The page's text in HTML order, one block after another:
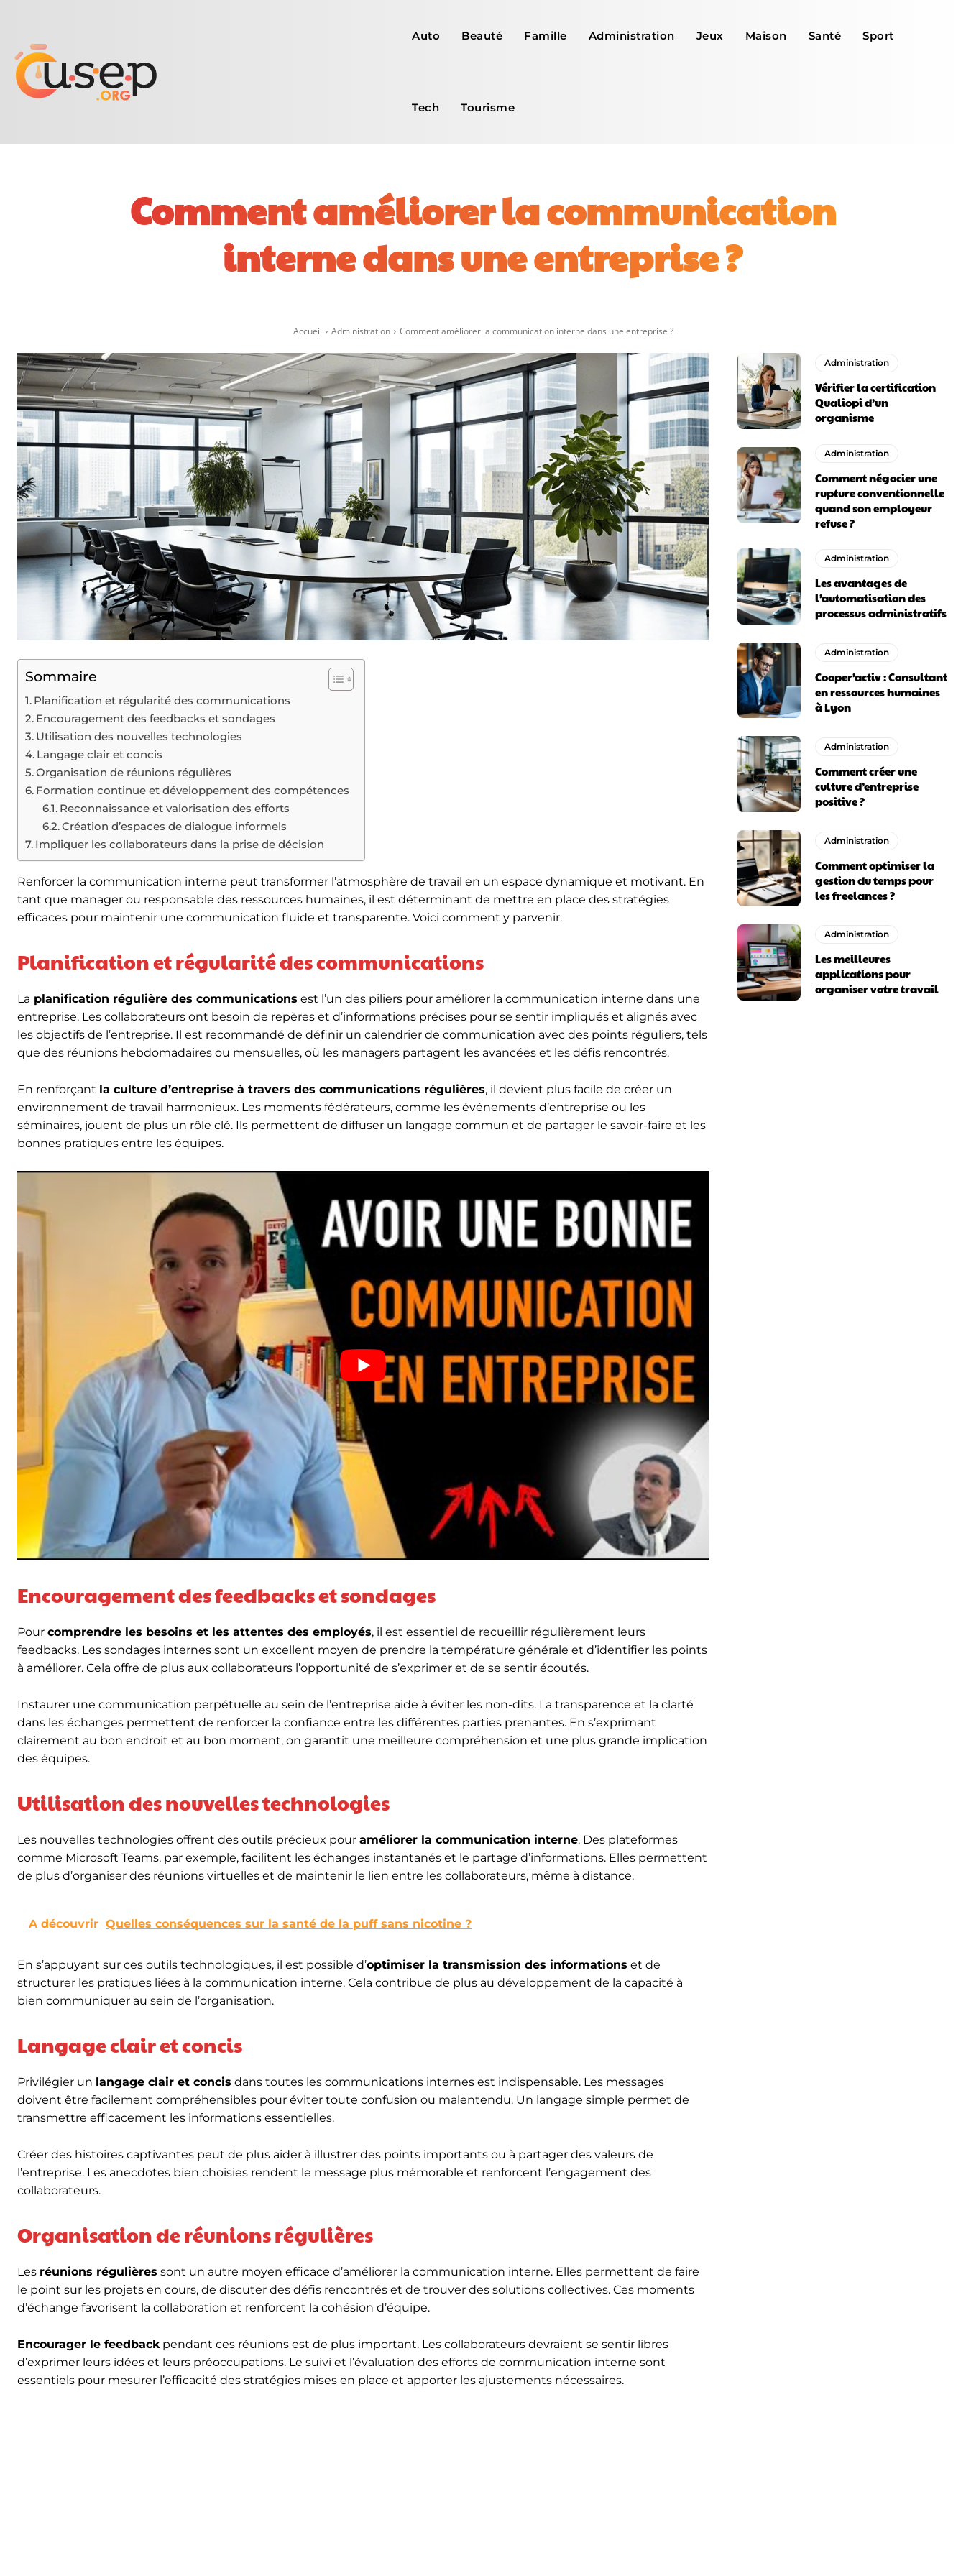
Auto Beauté Famille Administration Jeux Maison Santé Sport
Tech Tourisme
Comment améliorer la communication
interne dans une entreprise ?
Accueil Administration Comment améliorer la communication interne dans une entreprise ?
Sommaire
Planification et régularité des communications
Encouragement des feedbacks et sondages
Utilisation des nouvelles technologies
Langage clair et concis
Organisation de réunions régulières
Formation continue et développement des compétences
Reconnaissance et valorisation des efforts
Création d’espaces de dialogue informels
Impliquer les collaborateurs dans la prise de décision
Renforcer la communication interne peut transformer l’atmosphère de travail en un espace dynamique et motivant. En
tant que manager ou responsable des ressources humaines, il est déterminant de mettre en place des stratégies
efficaces pour maintenir une communication fluide et transparente. Voici comment y parvenir.
Planification et régularité des communications
La planification régulière des communications est l’un des piliers pour améliorer la communication interne dans une
entreprise. Les collaborateurs ont besoin de repères et d’informations précises pour se sentir impliqués et alignés avec
les objectifs de l’entreprise. Il est recommandé de définir un calendrier de communication avec des points réguliers, tels
que des réunions hebdomadaires ou mensuelles, où les managers partagent les avancées et les défis rencontrés.
En renforçant la culture d’entreprise à travers des communications régulières, il devient plus facile de créer un
environnement de travail harmonieux. Les moments fédérateurs, comme les événements d’entreprise ou les
séminaires, jouent de plus un rôle clé. Ils permettent de diffuser un langage commun et de partager le savoir-faire et les
bonnes pratiques entre les équipes.
Encouragement des feedbacks et sondages
Pour comprendre les besoins et les attentes des employés, il est essentiel de recueillir régulièrement leurs
feedbacks. Les sondages internes sont un excellent moyen de prendre la température générale et d’identifier les points
à améliorer. Cela offre de plus aux collaborateurs l’opportunité de s’exprimer et de se sentir écoutés.
Instaurer une communication perpétuelle au sein de l’entreprise aide à éviter les non-dits. La transparence et la clarté
dans les échanges permettent de renforcer la confiance entre les différentes parties prenantes. En s’exprimant
clairement au bon endroit et au bon moment, on garantit une meilleure compréhension et une plus grande implication
des équipes.
Utilisation des nouvelles technologies
Les nouvelles technologies offrent des outils précieux pour améliorer la communication interne. Des plateformes
comme Microsoft Teams, par exemple, facilitent les échanges instantanés et le partage d’informations. Elles permettent
de plus d’organiser des réunions virtuelles et de maintenir le lien entre les collaborateurs, même à distance.
A découvrir Quelles conséquences sur la santé de la puff sans nicotine ?
En s’appuyant sur ces outils technologiques, il est possible d’optimiser la transmission des informations et de
structurer les pratiques liées à la communication interne. Cela contribue de plus au développement de la capacité à
bien communiquer au sein de l’organisation.
Langage clair et concis
Privilégier un langage clair et concis dans toutes les communications internes est indispensable. Les messages
doivent être facilement compréhensibles pour éviter toute confusion ou malentendu. Un langage simple permet de
transmettre efficacement les informations essentielles.
Créer des histoires captivantes peut de plus aider à illustrer des points importants ou à partager des valeurs de
l’entreprise. Les anecdotes bien choisies rendent le message plus mémorable et renforcent l’engagement des
collaborateurs.
Organisation de réunions régulières
Les réunions régulières sont un autre moyen efficace d’améliorer la communication interne. Elles permettent de faire
le point sur les projets en cours, de discuter des défis rencontrés et de trouver des solutions collectives. Ces moments
d’échange favorisent la collaboration et renforcent la cohésion d’équipe.
Encourager le feedbackpendant ces réunions est de plus important. Les collaborateurs devraient se sentir libres
d’exprimer leurs idées et leurs préoccupations. Le suivi et l’évaluation des efforts de communication interne sont
essentiels pour mesurer l’efficacité des stratégies mises en place et apporter les ajustements nécessaires.
Administration
Vérifier la certification
Qualiopi d’un
organisme
Administration
Comment négocier une
rupture conventionnelle
quand son employeur
refuse ?
Administration
Les avantages de
l’automatisation des
processus administratifs
Administration
Cooper’activ : Consultant
en ressources humaines
à Lyon
Administration
Comment créer une
culture d’entreprise
positive ?
Administration
Comment optimiser la
gestion du temps pour
les freelances ?
Administration
Les meilleures
applications pour
organiser votre travail